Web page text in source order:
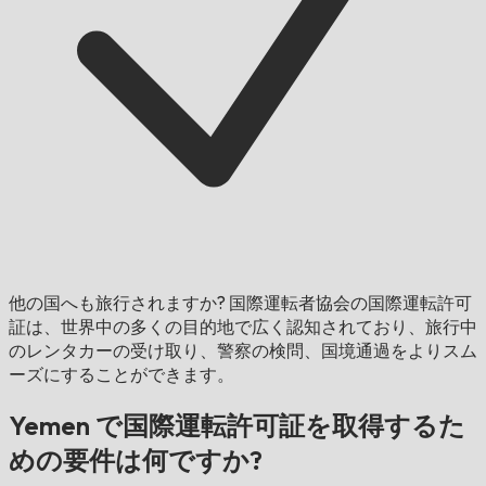
他の国へも旅行されますか? 国際運転者協会の国際運転許可
証は、世界中の多くの目的地で広く認知されており、旅行中
のレンタカーの受け取り、警察の検問、国境通過をよりスム
ーズにすることができます。
Yemen で国際運転許可証を取得するた
めの要件は何ですか?